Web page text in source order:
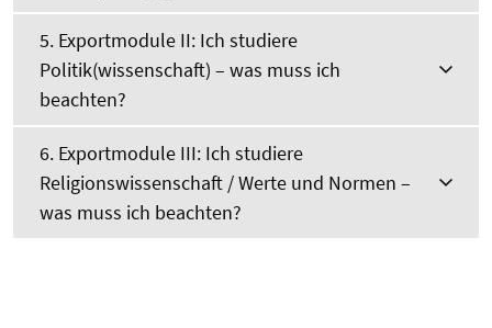
5. Exportmodule II: Ich studiere
Politik(wissenschaft) – was muss ich
beachten?
6. Exportmodule III: Ich studiere
Religionswissenschaft / Werte und Normen –
was muss ich beachten?